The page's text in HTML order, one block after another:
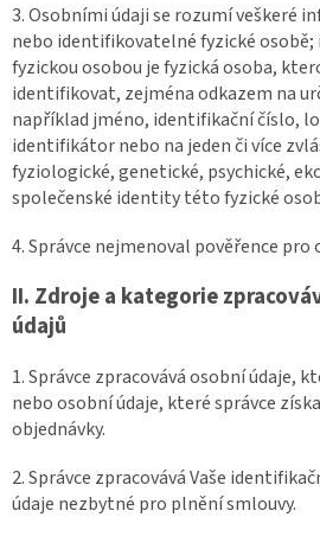
3. Osobními údaji se rozumí veškeré
nebo identifikovatelné fyzické
fyzickou osobou je fyzická osoba,
identifikovat, zejména odkazem na
například jméno, identifikační číslo,
identifikátor nebo na jeden či více
fyziologické, genetické, psychické,
společenské identity této fyzické
4. Správce nejmenoval pověřence pro
II. Zdroje a kategorie
údajů
1. Správce zpracovává osobní údaje,
nebo osobní údaje, které správce
objednávky.
2. Správce zpracovává Vaše
údaje nezbytné pro plnění smlouvy.